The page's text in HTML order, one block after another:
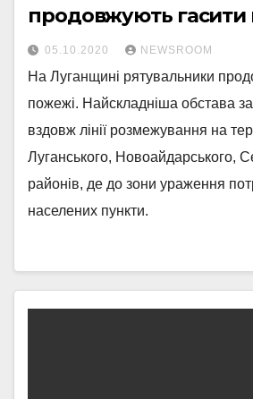
продовжують гасити
05.10.2020 NEWSROOM
На Луганщині рятувальники
пожежі. Найскладніша обстава
вздовж лінії розмежування на
Луганського, Новоайдарського,
районів, де до зони ураження
населених пункти.